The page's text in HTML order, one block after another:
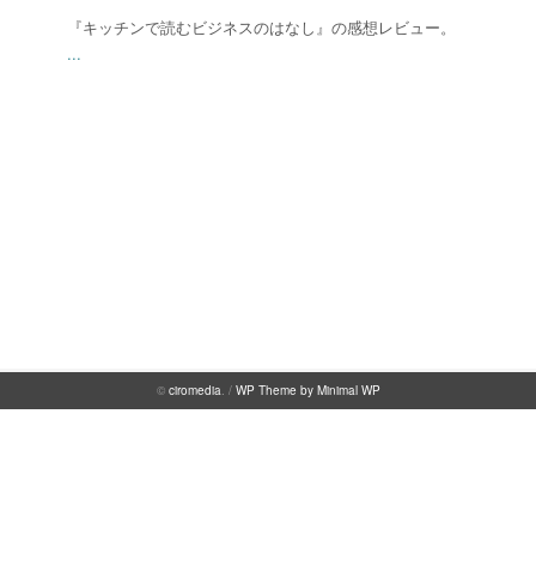
『キッチンで読むビジネスのはなし』の感想レビュー。
...
© ciromedia. / WP Theme by Minimal WP